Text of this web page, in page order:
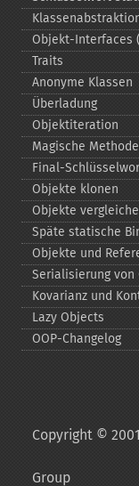
Objekt-​Interfaces
Traits
Anonyme Klassen
Überladung
Objektiteration
Magische
Final-​
Objekte klonen
Objekte
Späte statische
Objekte und
Serialisierung von
Kovarianz und
Lazy Objects
OOP-​Changelog
Copyright ©
Group